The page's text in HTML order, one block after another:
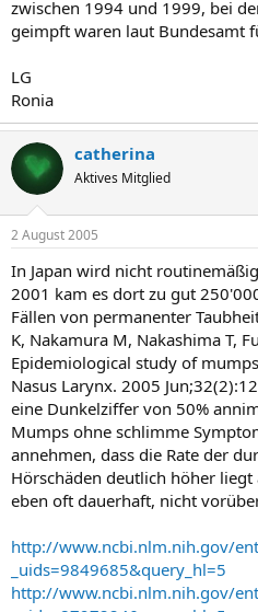
zwischen 1994 und 1999, bei
geimpft waren laut Bundesamt
LG
Ronia
catherina
Aktives Mitglied
2 August 2005
In Japan wird nicht
2001 kam es dort zu gut
Fällen von permanenter
K, Nakamura M, Nakashima T,
Epidemiological study of
Nasus Larynx. 2005
eine Dunkelziffer von 50%
Mumps ohne schlimme
annehmen, dass die Rate der
Hörschäden deutlich höher
eben oft dauerhaft, nicht
http://www.ncbi.nlm.nih.gov/
_uids=9849685&query_hl=5
http://www.ncbi.nlm.nih.gov/